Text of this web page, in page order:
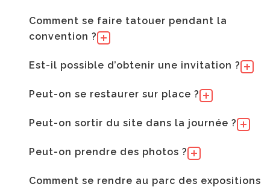
Comment se faire tatouer pendant la
convention ?
Est-il possible d’obtenir une invitation ?
Peut-on se restaurer sur place ?
Peut-on sortir du site dans la journée ?
Peut-on prendre des photos ?
Comment se rendre au parc des expositions